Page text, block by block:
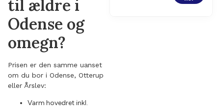
til ældre i
Odense og
omegn?
Prisen er den samme uanset
om du bor i Odense, Otterup
eller Årslev:
Varm hovedret inkl.